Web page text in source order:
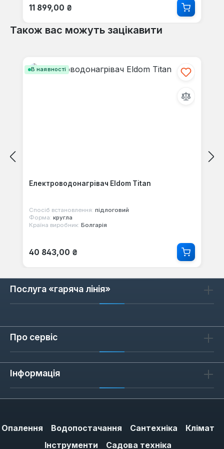
поки не помітив.
Звичайна ціна:
11 899,00 ₴
Також вас можуть зацікавити
В наявності
Електроводонагрівач Eldom Titan
Спосіб встановлення: підлоговий
Форма: кругла
Країна виробник: Болгарія
Звичайна ціна:
40 843,00 ₴
Послуга «гаряча лінія»
Про сервіс
Інформація
Опалення Водопостачання Сантехніка
Клімат
Інструменти
Садова техніка